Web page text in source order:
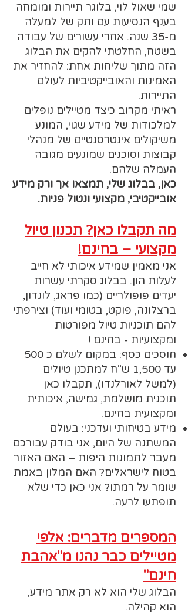
שמי שאול לוי, בלוגר תיירות ומומחה
בענף הנסיעות עם ותק של למעלה
מ-35 שנה. אחרי עשורים של עבודה
בשטח, החלטתי להקים את הבלוג
הזה מתוך שליחות אחת: להחזיר את
האמינות והאובייקטיביות לעולם
התיירות.
ראיתי מקרוב כיצד מטיילים נופלים
למלכודות של מידע שגוי, המונע
משיקולים אינטרסנטיים של מנהלי
קבוצות וסוכנים שמונעים מגובה
העמלה שלהם.
כאן, בבלוג שלי, תמצאו אך ורק מידע
אובייקטיבי, מקצועי ונטול פניות.
מה תקבלו כאן? תכנון טיול
מקצועי – בחינם!
אני מאמין שמידע איכותי לא חייב
לעלות הון. בבלוג סקרתי עשרות
יעדים פופולריים (כמו פראג, לונדון,
ברצלונה, פוקט, בטומי ועוד) וצירפתי
להם תוכניות טיול מפורטות
ומקצועיות - בחינם !
חוסכים כסף: במקום לשלם כ 500
עד 1,500 ש"ח למתכנן טיולים
(למשל לאורלנדו), תקבלו כאן
תוכנית מושלמת, גמישה, איכותית
ומקצועית בחינם.
מידע בטיחותי ועדכני: בעולם
המשתנה של היום, אני בודק עבורכם
מעבר לתמונות היפות – האם האזור
בטוח לישראלים? האם המלון באמת
שומר על רמתו? אני כאן כדי שלא
תופתעו לרעה.
המספרים מדברים: אלפי
מטיילים כבר נהנו מ"אהבת
חינם"
הבלוג שלי הוא לא רק אתר מידע,
הוא קהילה.